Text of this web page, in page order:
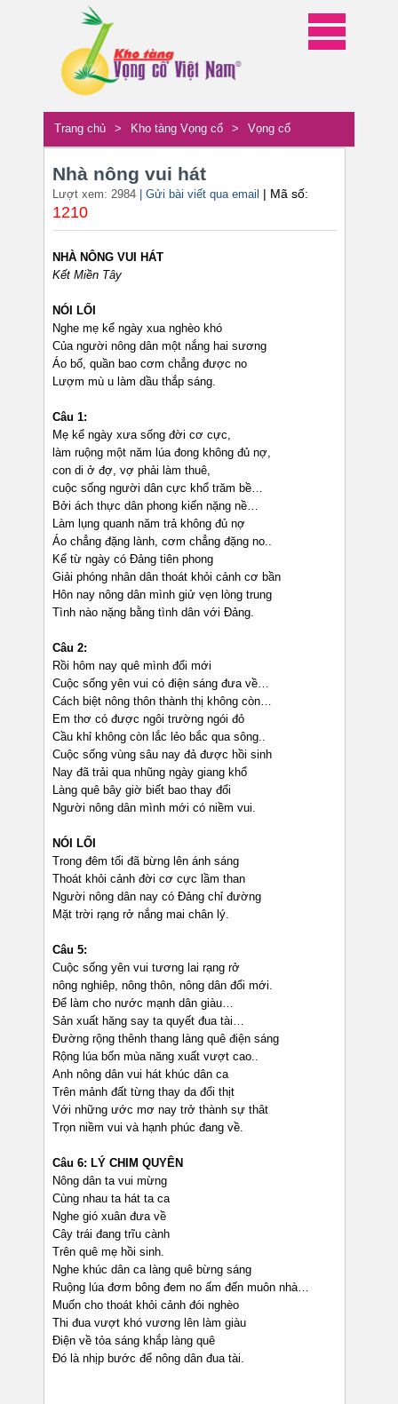
Trang chủ > Kho tàng Vọng cổ > Vọng cổ
Nhà nông vui hát
Lượt xem: 2984 | Gửi bài viết qua email | Mã số:
1210
NHÀ NÔNG VUI HÁT
Kết Miền Tây
NÓI LỐI
Nghe mẹ kể ngày xua nghèo khó
Của người nông dân một nắng hai sương
Áo bố, quần bao cơm chẳng được no
Lượm mù u làm dầu thắp sáng.
Câu 1:
Mẹ kể ngày xưa sống đời cơ cực,
làm ruộng một năm lúa đong không đủ nợ,
con di ở đợ, vợ phải làm thuê,
cuộc sống người dân cực khổ trăm bề…
Bởi ách thực dân phong kiến nặng nề…
Làm lụng quanh năm trả không đủ nợ
Áo chẳng đặng lành, cơm chẳng đặng no..
Kể từ ngày có Đảng tiên phong
Giải phóng nhân dân thoát khỏi cảnh cơ bần
Hôn nay nông dân mình giử vẹn lòng trung
Tình nào nặng bằng tình dân với Đảng.
Câu 2:
Rồi hôm nay quê mình đổi mới
Cuộc sống yên vui có điện sáng đưa về…
Cách biệt nông thôn thành thị không còn…
Em thơ có được ngôi trường ngói đỏ
Cầu khỉ không còn lắc lẻo bắc qua sông..
Cuộc sống vùng sâu nay đả được hồi sinh
Nay đã trải qua nhũng ngày giang khổ
Làng quê bây giờ biết bao thay đổi
Người nông dân mình mới có niềm vui.
NÓI LỐI
Trong đêm tối đã bừng lên ánh sáng
Thoát khỏi cảnh đời cơ cực lầm than
Người nông dân nay có Đảng chỉ đường
Mặt trời rạng rở nắng mai chân lý.
Câu 5:
Cuộc sống yên vui tương lai rạng rở
nông nghiêp, nông thôn, nông dân đổi mới.
Để làm cho nước mạnh dân giàu…
Sản xuất hăng say ta quyết đua tài…
Đường rộng thênh thang làng quê điện sáng
Rộng lúa bốn mùa năng xuất vượt cao..
Anh nông dân vui hát khúc dân ca
Trên mảnh đất từng thay da đổi thịt
Với những ước mơ nay trở thành sự thât
Trọn niềm vui và hạnh phúc đang về.
Câu 6: LÝ CHIM QUYÊN
Nông dân ta vui mừng
Cùng nhau ta hát ta ca
Nghe gió xuân đưa về
Cây trái đang trĩu cành
Trên quê mẹ hồi sinh.
Nghe khúc dân ca làng quê bừng sáng
Ruộng lúa đơm bông đem no ấm đến muôn nhà…
Muốn cho thoát khỏi cảnh đói nghèo
Thi đua vượt khó vương lên làm giàu
Điện về tỏa sáng khắp làng quê
Đó là nhịp bước để nông dân đua tài.